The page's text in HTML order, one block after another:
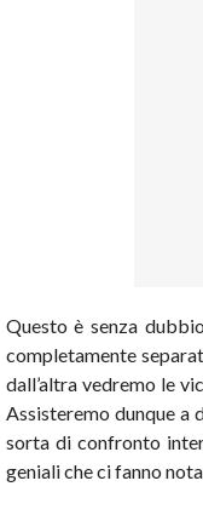
Questo è senza
completamente
dall’altra vedremo le
Assisteremo dunque a
sorta di confronto
geniali che ci fanno